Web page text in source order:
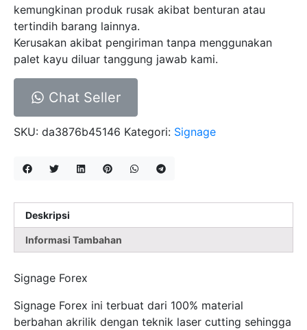
kemungkinan produk rusak akibat benturan atau
tertindih barang lainnya.
Kerusakan akibat pengiriman tanpa menggunakan
palet kayu diluar tanggung jawab kami.
Chat Seller
SKU: da3876b45146 Kategori: Signage
Deskripsi
Informasi Tambahan
Signage Forex
Signage Forex ini terbuat dari 100% material
berbahan akrilik dengan teknik laser cutting sehingga